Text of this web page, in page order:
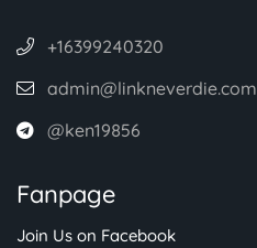
+16399240320
admin@linkneverdie.com
@ken19856
Fanpage
Join Us on Facebook